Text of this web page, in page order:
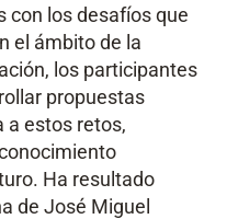
con los desafíos que
el ámbito de la
los participantes
propuestas
a estos retos,
Ha resultado
de José Miguel